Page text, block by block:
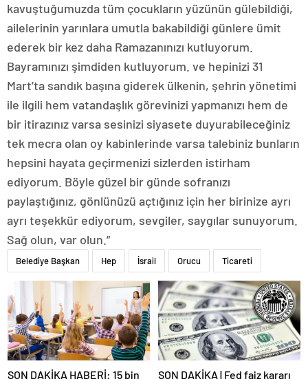
kavuştuğumuzda tüm çocukların yüzünün gülebildiği,
ailelerinin yarınlara umutla bakabildiği günlere ümit
ederek bir kez daha Ramazanınızı kutluyorum.
Bayramınızı şimdiden kutluyorum. ve hepinizi 31
Mart’ta sandık başına giderek ülkenin, şehrin yönetimi
ile ilgili hem vatandaşlık görevinizi yapmanızı hem de
bir itirazınız varsa sesinizi siyasete duyurabileceğiniz
tek mecra olan oy kabinlerinde varsa talebiniz bunların
hepsini hayata geçirmenizi sizlerden istirham
ediyorum. Böyle güzel bir günde sofranızı
paylaştığınız, gönlünüzü açtığınız için her birinize ayrı
ayrı teşekkür ediyorum, sevgiler, saygılar sunuyorum.
Sağ olun, var olun.”
Belediye Başkan Hep İsrail Orucu Ticareti
SON DAKİKA HABERİ: 15 bin SON DAKİKA | Fed faiz kararı